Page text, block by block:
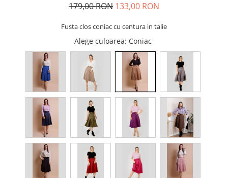
179,00 RON 133,00 RON
Fusta clos coniac cu centura in talie
Alege culoarea: Coniac